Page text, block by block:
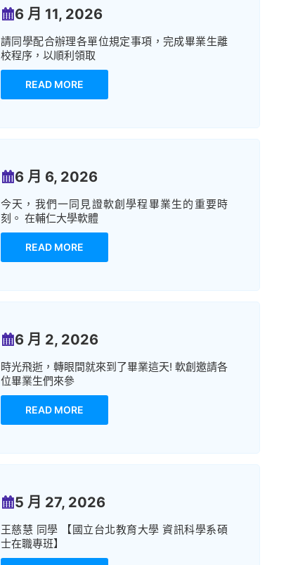
6 月 11, 2026
請同學配合辦理各單位規定事項，完成畢業生離
校程序，以順利領取
READ MORE
6 月 6, 2026
今天，我們一同見證軟創學程畢業生的重要時
刻。 在輔仁大學軟體
READ MORE
6 月 2, 2026
時光飛逝，轉眼間就來到了畢業這天! 軟創邀請各
位畢業生們來參
READ MORE
5 月 27, 2026
王慈慧 同學 【國立台北教育大學 資訊科學系碩
士在職專班】